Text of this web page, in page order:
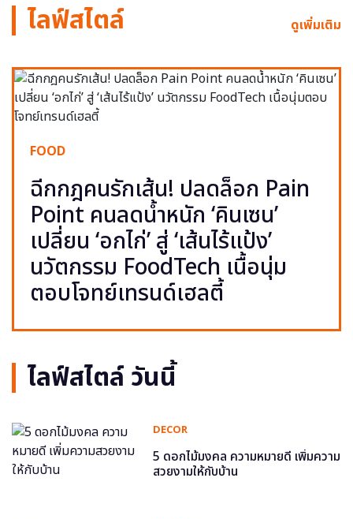
ไลฟ์สไตล์ ดูเพิ่มเติม
FOOD
ฉีกกฎคนรักเส้น! ปลดล็อก Pain
Point คนลดน้ำหนัก ‘คินเซน’
เปลี่ยน ‘อกไก่’ สู่ ‘เส้นไร้แป้ง’
นวัตกรรม FoodTech เนื้อนุ่ม
ตอบโจทย์เทรนด์เฮลตี้
ไลฟ์สไตล์ วันนี้
DECOR
5 ดอกไม้มงคล ความหมายดี เพิ่มความ
สวยงามให้กับบ้าน